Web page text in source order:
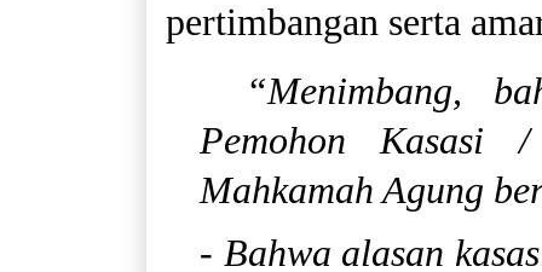
pertimbangan serta
“Menimbang,
Pemohon Kasasi
Mahkamah Agung
- Bahwa alasan